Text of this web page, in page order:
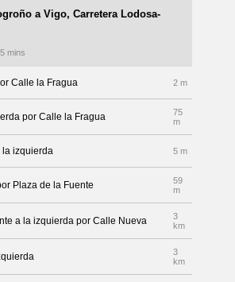
a Vigo, Carretera Lodosa-
mins
Calle la Fragua 2 m
por Calle la Fragua
75
m
la izquierda 5 m
Plaza de la Fuente
59
m
a la izquierda por Calle Nueva
3
km
3
km